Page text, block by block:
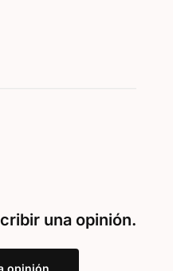
una opinión.
opinión